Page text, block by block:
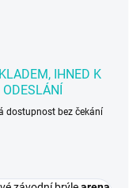
IHNED K
ODESLÁNÍ
dostupnost bez čekání